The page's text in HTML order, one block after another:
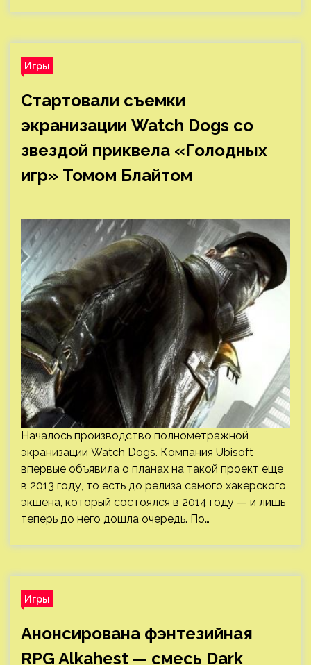
Игры
Стартовали съемки
экранизации Watch Dogs со
звездой приквела «Голодных
игр» Томом Блайтом
Началось производство полнометражной
экранизации Watch Dogs. Компания Ubisoft
впервые объявила о планах на такой проект еще
в 2013 году, то есть до релиза самого хакерского
экшена, который состоялся в 2014 году — и лишь
теперь до него дошла очередь. По…
Игры
Анонсирована фэнтезийная
RPG Alkahest — смесь Dark